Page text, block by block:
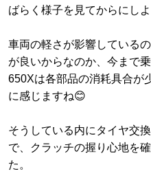
ばらく様子を見てからにしよ
車両の軽さが影響している
が良いからなのか、今まで
650Xは各部品の消耗具合が
に感じますね😊
そうしている内にタイヤ交
で、クラッチの握り心地を
た。